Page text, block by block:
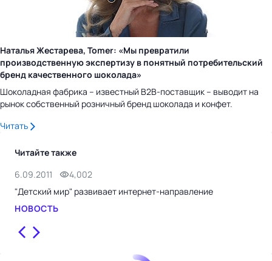
Наталья Жестарева, Tomer: «Мы превратили
производственную экспертизу в понятный потребительский
бренд качественного шоколада»
Шоколадная фабрика – известный B2B-поставщик – выводит на
рынок собственный розничный бренд шоколада и конфет.
Читать
Читайте также
6.09.2011
4,002
"Детский мир" развивает интернет-направление
НОВОСТЬ